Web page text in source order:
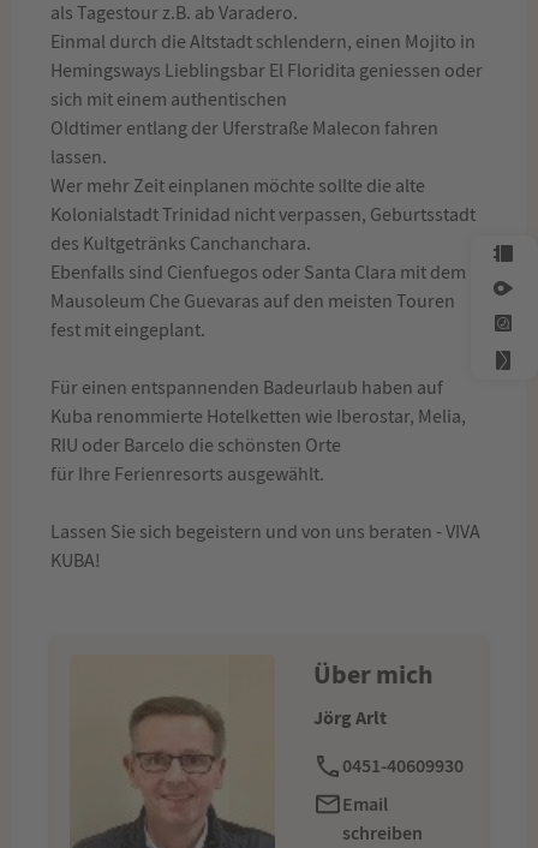
als Tagestour z.B. ab Varadero.
Einmal durch die Altstadt schlendern, einen Mojito in
Hemingsways Lieblingsbar El Floridita geniessen oder
sich mit einem authentischen
Oldtimer entlang der Uferstraße Malecon fahren
lassen.
Wer mehr Zeit einplanen möchte sollte die alte
Kolonialstadt Trinidad nicht verpassen, Geburtsstadt
des Kultgetränks Canchanchara.
Ebenfalls sind Cienfuegos oder Santa Clara mit dem
Mausoleum Che Guevaras auf den meisten Touren
fest mit eingeplant.
Für einen entspannenden Badeurlaub haben auf
Kuba renommierte Hotelketten wie Iberostar, Melia,
RIU oder Barcelo die schönsten Orte
für Ihre Ferienresorts ausgewählt.
Lassen Sie sich begeistern und von uns beraten - VIVA
KUBA!
Über mich
Jörg Arlt
0451-40609930
Email
schreiben